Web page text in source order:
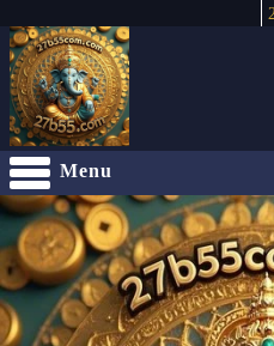
Menu